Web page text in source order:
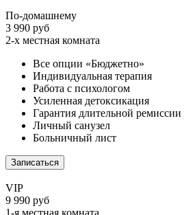
По-домашнему
3 990 руб
2-х местная комната
Все опции «Бюджетно»
Индивидуальная терапия
Работа с психологом
Усиленная детоксикация
Гарантия длительной ремиссии
Личный санузел
Больничный лист
Записаться
VIP
9 990 руб
1-я местная комната